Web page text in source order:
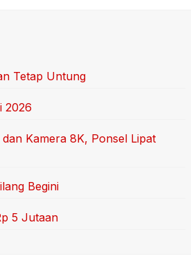
Tetap Untung
2026
Kamera 8K, Ponsel Lipat
Begini
5 Jutaan